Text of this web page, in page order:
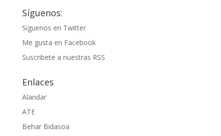
Síguenos:
Siguenos en Twitter
Me gusta en Facebook
Suscribete a nuestras RSS
Enlaces
Alandar
ATE
Behar Bidasoa